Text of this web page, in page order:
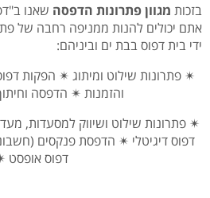
בזכות מגוון פתרונות הדפסה
אתם יכולים להנות ממניפה רחבה של
ידי בית דפוס בבת ים וביניהם:
✴ פתרונות שילוט ומיתוג ✴ הפקות
והזמנות ✴ הדפסה
✴ פתרונות שילוט ושיווק למסעדות,
דפוס דיגיטלי ✴ הדפסת פנקסים
דפוס אופסט